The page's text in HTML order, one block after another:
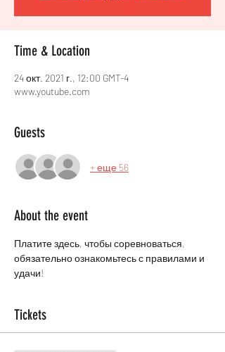
Time & Location
24 окт. 2021 г., 12:00 GMT-4
www.youtube.com
Guests
+ еще 56
About the event
Платите здесь, чтобы соревноваться,
обязательно ознакомьтесь с правилами и
удачи!
Tickets